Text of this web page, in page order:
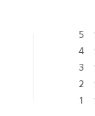
5
4
3
2
1